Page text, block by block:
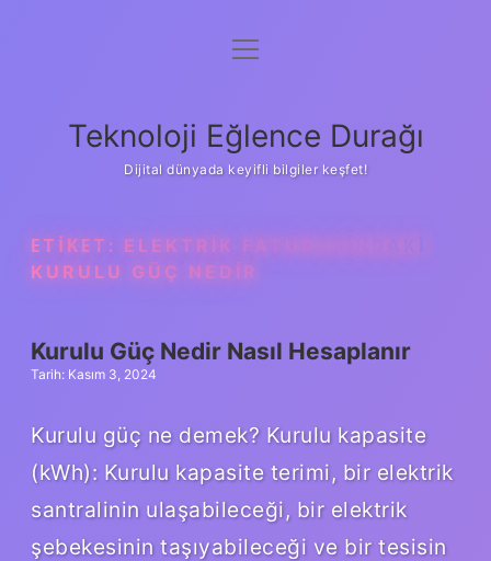
Anasayfa
Yasal Uyarı
menüyü
Teknoloji Eğlence Durağı
Dijital dünyada keyifli bilgiler keşfet!
ETIKET: ELEKTRIK FATURASINDAKI
KURULU GÜÇ NEDIR
Kurulu Güç Nedir Nasıl Hesaplanır
Tarih: Kasım 3, 2024
Kurulu güç ne demek? Kurulu kapasite
(kWh): Kurulu kapasite terimi, bir elektrik
santralinin ulaşabileceği, bir elektrik
şebekesinin taşıyabileceği ve bir tesisin